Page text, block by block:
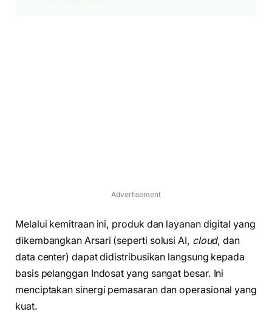
Advertisement
Melalui kemitraan ini, produk dan layanan digital yang
dikembangkan Arsari (seperti solusi AI, cloud, dan
data center) dapat didistribusikan langsung kepada
basis pelanggan Indosat yang sangat besar. Ini
menciptakan sinergi pemasaran dan operasional yang
kuat.